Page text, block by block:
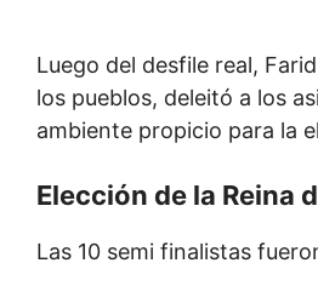
Luego del desfile real,
los pueblos, deleitó a los
ambiente propicio para la
Elección de la Reina
Las 10 semi finalistas